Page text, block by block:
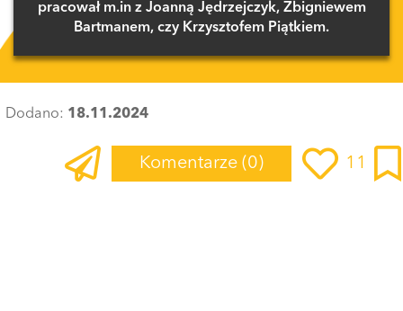
pracował m.in z Joanną Jędrzejczyk, Zbigniewem
Bartmanem, czy Krzysztofem Piątkiem.
Dodano: 18.11.2024
Komentarze (0) 11